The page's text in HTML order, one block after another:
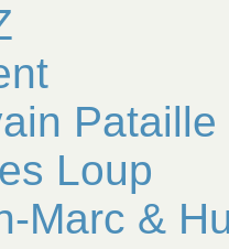
Pataille
Loup
Marc &